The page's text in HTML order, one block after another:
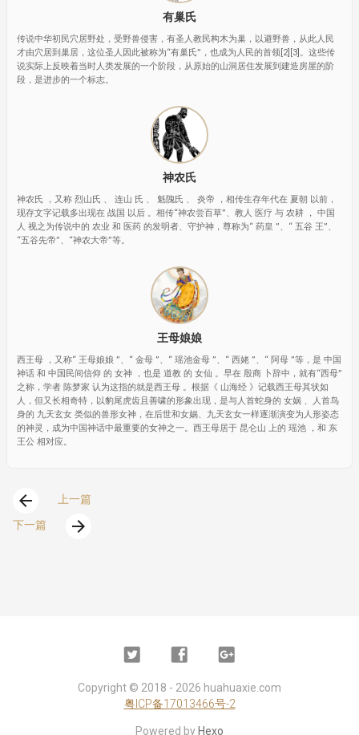
有巢氏
传说中华初民穴居野处，受野兽侵害，有圣人教民构木为巢，以避野兽，从此人民
才由穴居到巢居，这位圣人因此被称为“有巢氏”，也成为人民的首领[2][3]。这些传
说实际上反映着当时人类发展的一个阶段，从原始的山洞居住发展到建造房屋的阶
段，是进步的一个标志。
神农氏
神农氏 ，又称 烈山氏 、 连山 氏 、 魁隗氏 、 炎帝 ，相传生存年代在 夏朝 以前，
现存文字记载多出现在 战国 以后 。相传“神农尝百草”、教人 医疗 与 农耕 ， 中国
人 视之为传说中的 农业 和 医药 的发明者、守护神，尊称为“ 药皇 ”、“ 五谷 王”、
“五谷先帝”、“神农大帝”等。
王母娘娘
西王母 ，又称“ 王母娘娘 ”、“ 金母‌ ”、“ 瑶池金母 ”、“ 西姥‌ ”、“ 阿母‌ ”等，是 中国
神话 和 中国民间信仰 的 女神 ，也是 道教 的 女仙 。早在 殷商 卜辞中，就有“西母”
之称，学者 陈梦家 认为这指的就是西王母 。根据《 山海经 》记载西王母其状如
人，但又长相奇特，以豹尾虎齿且善啸的形象出现，是与人首蛇身的 女娲 、人首鸟
身的 九天玄女 类似的兽形女神，在后世和女娲、九天玄女一样逐渐演变为人形姿态
的神灵，成为中国神话中最重要的女神之一。西王母居于 昆仑山 上的 瑶池 ，和 东
王公 相对应。
arrow_back
上一篇
下一篇
arrow_forward
Twitter FacebookGoogle
Copyright © 2018 - 2026 huahuaxie.com
粤ICP备17013466号-2
Powered by Hexo